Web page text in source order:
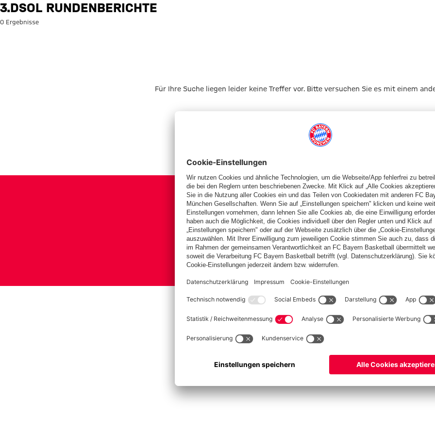
Suche: 3.DSOL Rundenberichte
3.DSOL RUNDENBERICHTE
0 Ergebnisse
Für Ihre Suche liegen leider keine Treffer vor. Bitte versuchen Sie es mit einem
Basketball Frauen Handball Schach Schiedsrichter Seniorenfußball
Impressum Datenschutz Nutzungsbedingungen Barrierefreiheit